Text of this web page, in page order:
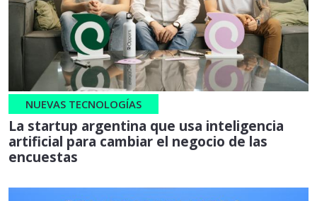
NUEVAS TECNOLOGÍAS
La startup argentina que usa inteligencia
artificial para cambiar el negocio de las
encuestas